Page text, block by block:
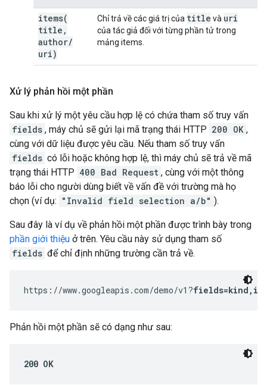
items(
title ,
author/
uri)
Chỉ trả về các giá trị của title và uri
của tác giả đối với từng phần tử trong
mảng items.
Xử lý phản hồi một phần
Sau khi xử lý một yêu cầu hợp lệ có chứa tham số truy vấn
fields , máy chủ sẽ gửi lại mã trạng thái HTTP 200 OK ,
cùng với dữ liệu được yêu cầu. Nếu tham số truy vấn
fields có lỗi hoặc không hợp lệ, thì máy chủ sẽ trả về mã
trạng thái HTTP 400 Bad Request , cùng với một thông
báo lỗi cho người dùng biết về vấn đề với trường mà họ
chọn (ví dụ: "Invalid field selection a/b" ).
Sau đây là ví dụ về phản hồi một phần được trình bày trong
phần giới thiệu ở trên. Yêu cầu này sử dụng tham số
fields để chỉ định những trường cần trả về.
https://www.googleapis.com/demo/v1?
Phản hồi một phần sẽ có dạng như sau:
200 OK